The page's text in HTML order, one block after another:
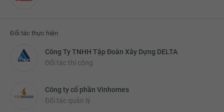
Đối tác thực hiện
Công Ty TNHH Tập Đoàn Xây Dựng DELTA
Đối tác thi công
Công ty cổ phần Vinhomes
Đối tác quản lý